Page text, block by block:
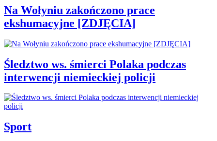
Na Wołyniu zakończono prace
ekshumacyjne [ZDJĘCIA]
Śledztwo ws. śmierci Polaka podczas
interwencji niemieckiej policji
Sport